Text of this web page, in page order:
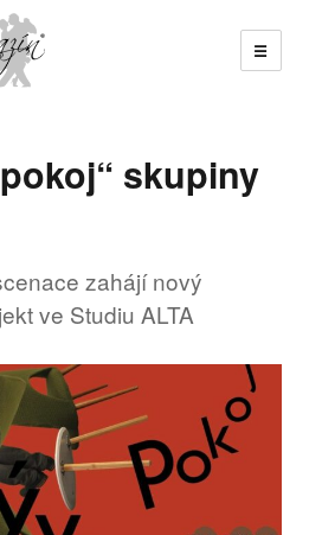
☰
skupiny
zahájí nový
ve Studiu ALTA